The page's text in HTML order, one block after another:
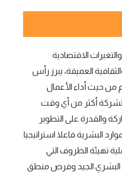
الاقتصادية
العميقة، يبرز رأس
حيث أداء الأعمال
الشركة أكثر من أي وقت
والقدرة على التطوير
البشرية فاعلا استراتيجيا
تهيئة الظروف التي
الجيد وفرض منطق